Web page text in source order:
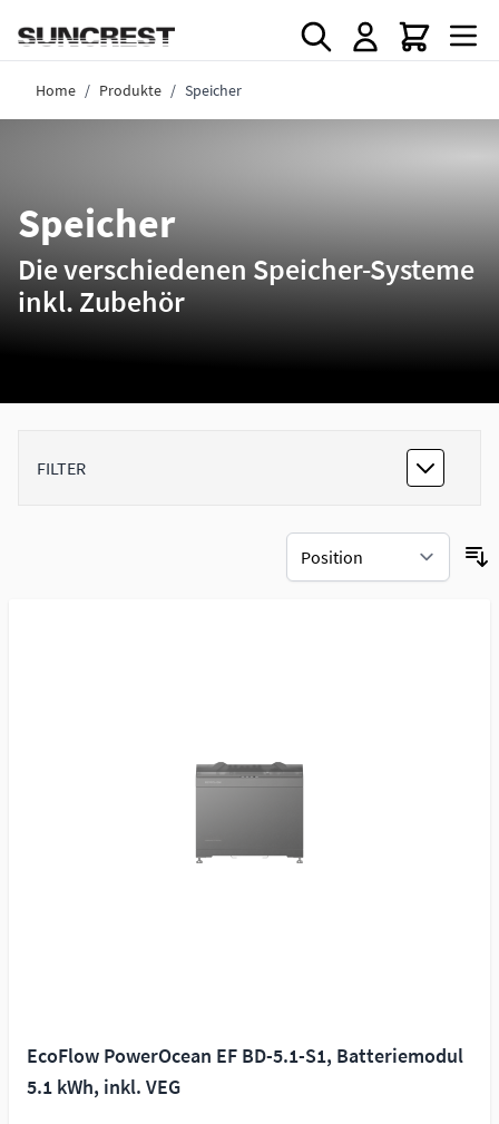
Home / Produkte / Speicher
Speicher
Die verschiedenen Speicher-Systeme
inkl. Zubehör
FILTER
EcoFlow PowerOcean EF BD-5.1-S1, Batteriemodul
5.1 kWh, inkl. VEG